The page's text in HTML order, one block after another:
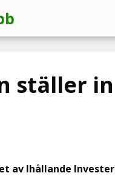
ställer
av Ihållande